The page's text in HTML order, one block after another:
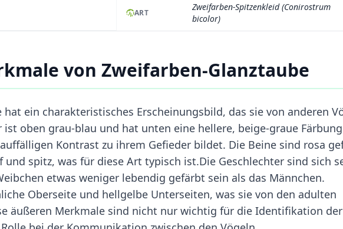
ART
Zweifarben-Spitzenkleid (Conirostrum
bicolor)
von Zweifarben-Glanztaube
hat ein charakteristisches Erscheinungsbild, das sie von anderen
oben grau-blau und hat unten eine hellere, beige-graue
Kontrast zu ihrem Gefieder bildet. Die Beine sind rosa
und spitz, was für diese Art typisch ist.Die Geschlechter sind sich
etwas weniger lebendig gefärbt sein als das Männchen.
Oberseite und hellgelbe Unterseiten, was sie von den adulten
äußeren Merkmale sind nicht nur wichtig für die Identifikation